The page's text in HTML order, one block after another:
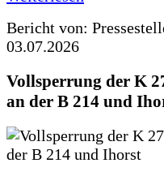
Bericht von:
03.07.2026
Vollsperrung der K
an der B 214 und